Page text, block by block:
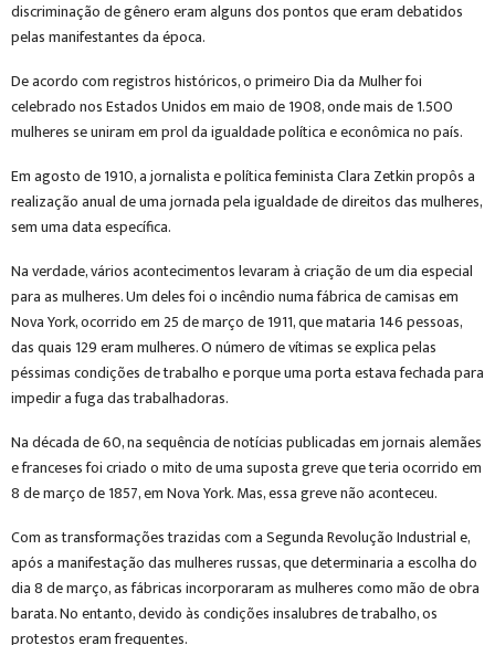
discriminação de gênero eram alguns dos pontos que eram debatidos
pelas manifestantes da época.
De acordo com registros históricos, o primeiro Dia da Mulher foi
celebrado nos Estados Unidos em maio de 1908, onde mais de 1.500
mulheres se uniram em prol da igualdade política e econômica no país.
Em agosto de 1910, a jornalista e política feminista Clara Zetkin propôs a
realização anual de uma jornada pela igualdade de direitos das mulheres,
sem uma data específica.
Na verdade, vários acontecimentos levaram à criação de um dia especial
para as mulheres. Um deles foi o incêndio numa fábrica de camisas em
Nova York, ocorrido em 25 de março de 1911, que mataria 146 pessoas,
das quais 129 eram mulheres. O número de vítimas se explica pelas
péssimas condições de trabalho e porque uma porta estava fechada para
impedir a fuga das trabalhadoras.
Na década de 60, na sequência de notícias publicadas em jornais alemães
e franceses foi criado o mito de uma suposta greve que teria ocorrido em
8 de março de 1857, em Nova York. Mas, essa greve não aconteceu.
Com as transformações trazidas com a Segunda Revolução Industrial e,
após a manifestação das mulheres russas, que determinaria a escolha do
dia 8 de março, as fábricas incorporaram as mulheres como mão de obra
barata. No entanto, devido às condições insalubres de trabalho, os
protestos eram frequentes.